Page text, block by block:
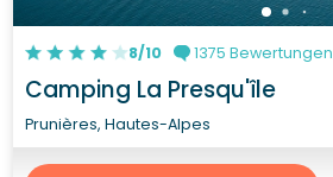
8/10 1375 Bewertungen
Camping La Presqu'île
Prunières, Hautes-Alpes